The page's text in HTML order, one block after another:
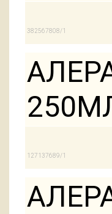
382567808/1
127137689/1